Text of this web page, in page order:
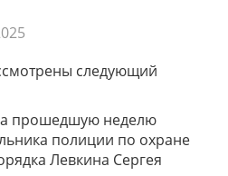
следующий
прошедшую неделю
полиции по охране
Левкина Сергея